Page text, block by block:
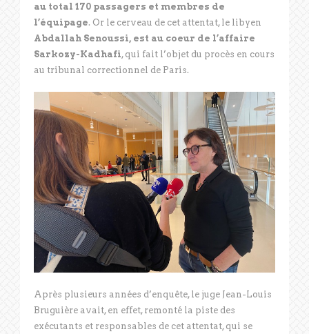
au total 170 passagers et membres de
l’équipage. Or le cerveau de cet attentat, le libyen
Abdallah Senoussi, est au coeur de l’affaire
Sarkozy-Kadhafi, qui fait l’objet du procès en cours
au tribunal correctionnel de Paris.
Après plusieurs années d’enquête, le juge Jean-Louis
Bruguière avait, en effet, remonté la piste des
exécutants et responsables de cet attentat, qui se